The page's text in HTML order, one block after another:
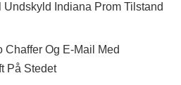
Indiana Prom Tilstand
Og E-Mail Med
På Stedet